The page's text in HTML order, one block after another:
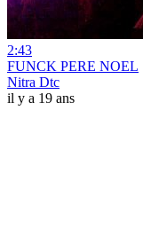
2:43
FUNCK PERE NOEL
Nitra Dtc
il y a 19 ans